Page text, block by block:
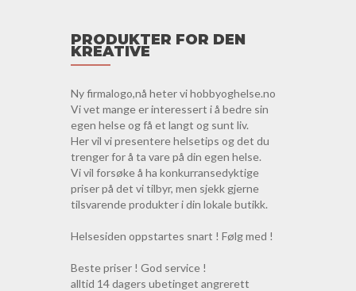
PRODUKTER FOR DEN
KREATIVE
Ny firmalogo,nå heter vi hobbyoghelse.no
Vi vet mange er interessert i å bedre sin
egen helse og få et langt og sunt liv.
Her vil vi presentere helsetips og det du
trenger for å ta vare på din egen helse.
Vi vil forsøke å ha konkurransedyktige
priser på det vi tilbyr, men sjekk gjerne
tilsvarende produkter i din lokale butikk.
Helsesiden oppstartes snart ! Følg med !
Beste priser ! God service !
alltid 14 dagers ubetinget angrerett